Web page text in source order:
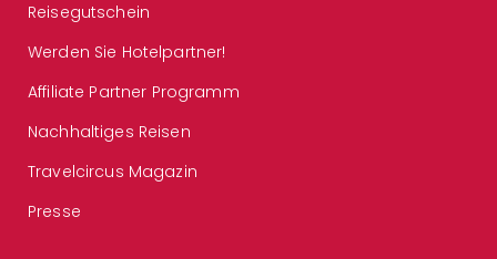
Reisegutschein
Werden Sie Hotelpartner!
Affiliate Partner Programm
Nachhaltiges Reisen
Travelcircus Magazin
Presse